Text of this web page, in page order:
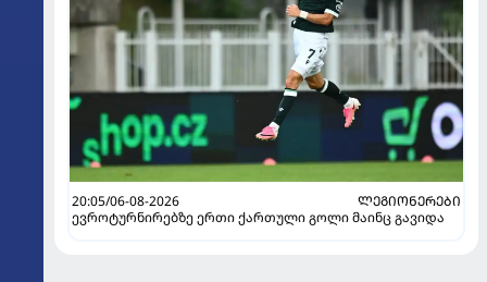
20:05/06-08-2026
ᲚᲔᲒᲘᲝᲜᲔᲠᲔᲑᲘ
ევროტურნირებზე ერთი ქართული გოლი მაინც გავიდა